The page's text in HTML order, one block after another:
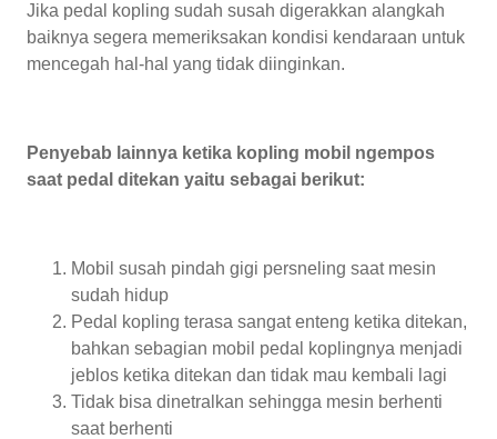
Jika pedal kopling sudah susah digerakkan alangkah
baiknya segera memeriksakan kondisi kendaraan untuk
mencegah hal-hal yang tidak diinginkan.
Penyebab lainnya ketika kopling mobil ngempos
saat pedal ditekan yaitu sebagai berikut:
Mobil susah pindah gigi persneling saat mesin
sudah hidup
Pedal kopling terasa sangat enteng ketika ditekan,
bahkan sebagian mobil pedal koplingnya menjadi
jeblos ketika ditekan dan tidak mau kembali lagi
Tidak bisa dinetralkan sehingga mesin berhenti
saat berhenti